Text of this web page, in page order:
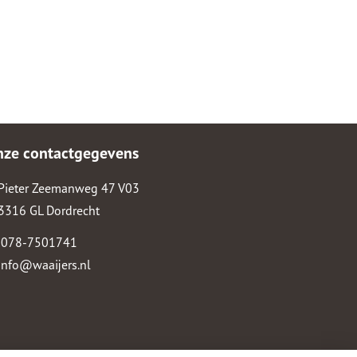
contactgegevens
Zeemanweg 47 V03
GL Dordrecht
7501741